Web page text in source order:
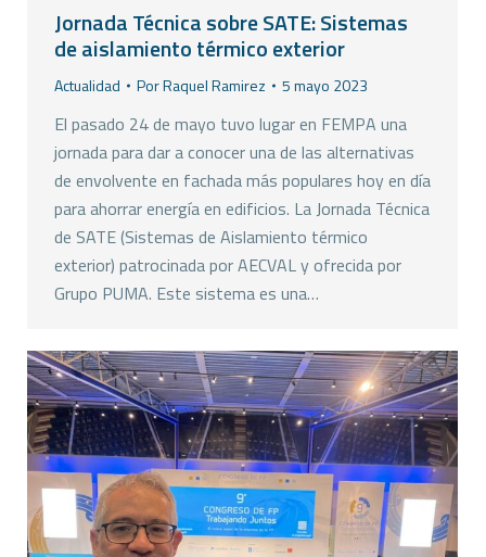
Jornada Técnica sobre SATE: Sistemas
de aislamiento térmico exterior
Actualidad PorRaquel Ramirez 5 mayo 2023
El pasado 24 de mayo tuvo lugar en FEMPA una
jornada para dar a conocer una de las alternativas
de envolvente en fachada más populares hoy en día
para ahorrar energía en edificios. La Jornada Técnica
de SATE (Sistemas de Aislamiento térmico
exterior) patrocinada por AECVAL y ofrecida por
Grupo PUMA. Este sistema es una…